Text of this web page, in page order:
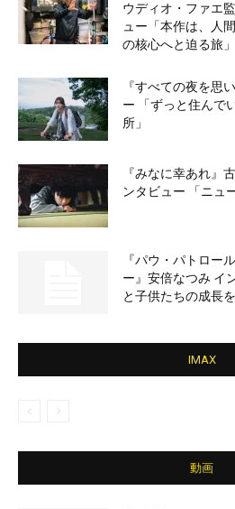
ウディオ・ファエ
ュー「本作は、人
の核心へと迫る旅」
『すべての夜を思
ー 「ずっと住んで
所」
『みなに幸あれ』
ンタビュー 「ニュ
『パウ・パトロー
ー』安倍なつみ イ
と子供たちの成長
IMAX
動画